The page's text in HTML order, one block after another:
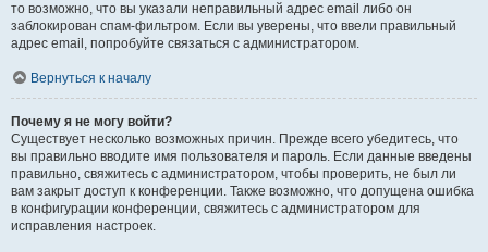
то возможно, что вы указали неправильный адрес email либо он
заблокирован спам-фильтром. Если вы уверены, что ввели правильный
адрес email, попробуйте связаться с администратором.
Вернуться к началу
Почему я не могу войти?
Существует несколько возможных причин. Прежде всего убедитесь, что
вы правильно вводите имя пользователя и пароль. Если данные введены
правильно, свяжитесь с администратором, чтобы проверить, не был ли
вам закрыт доступ к конференции. Также возможно, что допущена ошибка
в конфигурации конференции, свяжитесь с администратором для
исправления настроек.